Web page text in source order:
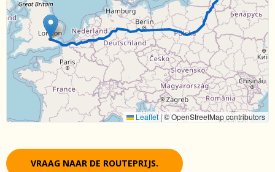
Leaflet |© OpenStreetMap contributors
VRAAG NAAR DE ROUTEPRIJS.